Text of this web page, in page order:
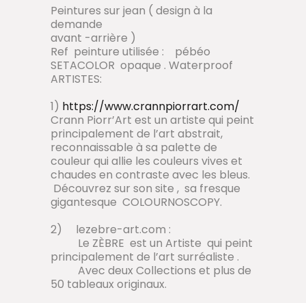
Peintures sur jean ( design à la
demande
avant -arrière )
Ref peinture utilisée : pébéo
SETACOLOR opaque . Waterproof
ARTISTES:
1) https://www.crannpiorrart.com/
Crann Piorr’Art est un artiste qui peint
principalement de l’art abstrait,
reconnaissable à sa palette de
couleur qui allie les couleurs vives et
chaudes en contraste avec les bleus.
Découvrez sur son site , sa fresque
gigantesque COLOURNOSCOPY.
2) lezebre-art.com :
Le ZÈBRE est un Artiste qui peint
principalement de l’art surréaliste .
Avec deux Collections et plus de
50 tableaux originaux.